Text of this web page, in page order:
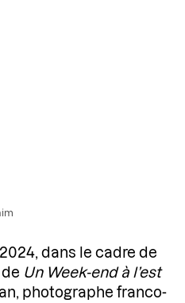
dans le cadre de
Un Week-end à l’est
photographe franco-